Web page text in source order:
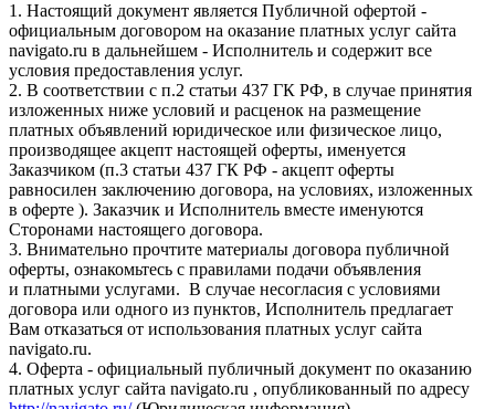
1. Настоящий документ является Публичной офертой -
официальным договором на оказание платных услуг сайта
navigato.ru в дальнейшем - Исполнитель и содержит все
условия предоставления услуг.
2. В соответствии с п.2 статьи 437 ГК РФ, в случае принятия
изложенных ниже условий и расценок на размещение
платных объявлений юридическое или физическое лицо,
производящее акцепт настоящей оферты, именуется
Заказчиком (п.3 статьи 437 ГК РФ - акцепт оферты
равносилен заключению договора, на условиях, изложенных
в оферте ). Заказчик и Исполнитель вместе именуются
Сторонами настоящего договора.
3. Внимательно прочтите материалы договора публичной
оферты, ознакомьтесь с правилами подачи объявления
и платными услугами. В случае несогласия с условиями
договора или одного из пунктов, Исполнитель предлагает
Вам отказаться от использования платных услуг сайта
navigato.ru.
4. Оферта - официальный публичный документ по оказанию
платных услуг сайта navigato.ru , опубликованный по адресу